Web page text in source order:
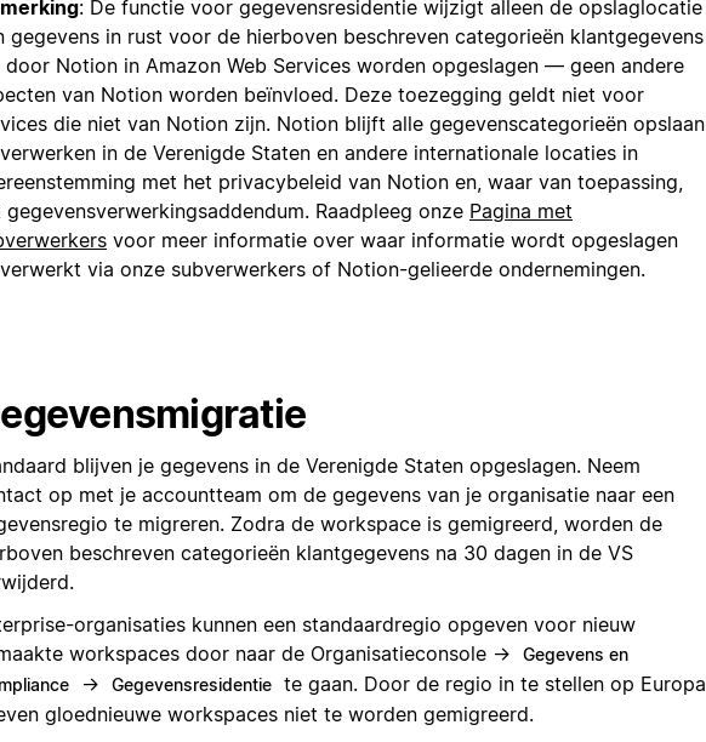
: De functie voor gegevensresidentie wijzigt alleen de opslaglocatie
gegevens in rust voor de hierboven beschreven categorieën klantgegevens
door Notion in Amazon Web Services worden opgeslagen — geen andere
van Notion worden beïnvloed. Deze toezegging geldt niet voor
die niet van Notion zijn. Notion blijft alle gegevenscategorieën opslaan
in de Verenigde Staten en andere internationale locaties in
met het privacybeleid van Notion en, waar van toepassing,
gegevensverwerkingsaddendum. Raadpleeg onze Pagina met
voor meer informatie over waar informatie wordt opgeslagen
via onze subverwerkers of Notion-gelieerde ondernemingen.
blijven je gegevens in de Verenigde Staten opgeslagen. Neem
op met je accountteam om de gegevens van je organisatie naar een
te migreren. Zodra de workspace is gemigreerd, worden de
beschreven categorieën klantgegevens na 30 dagen in de VS
organisaties kunnen een standaardregio opgeven voor nieuw
workspaces door naar de Organisatieconsole →
Gegevens en
→ Gegevensresidentie te gaan. Door de regio in te stellen op Europa
gloednieuwe workspaces niet te worden gemigreerd.